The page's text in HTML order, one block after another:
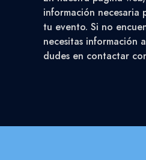
información necesaria
tu evento. Si no
necesitas información
dudes en contactar